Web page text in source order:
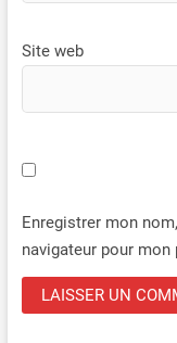
Site web
Enregistrer mon
navigateur pour